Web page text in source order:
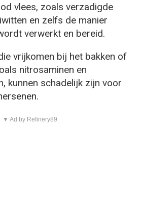
vlees, zoals verzadigde
en zelfs de manier
verwerkt en bereid.
vrijkomen bij het bakken of
nitrosaminen en
kunnen schadelijk zijn voor
▼ Ad by Refinery89